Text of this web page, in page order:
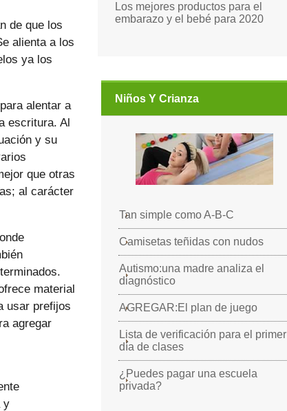
de que los
alienta a los
ya los
alentar a
escritura. Al
y su
que otras
al carácter
material
usar prefijos
agregar
y
Los mejores productos para el
embarazo y el bebé para 2020
Niños Y Crianza
Tan simple como A-B-C
Camisetas teñidas con nudos
Autismo:una madre analiza el
diagnóstico
AGREGAR:El plan de juego
Lista de verificación para el primer
día de clases
¿Puedes pagar una escuela
privada?